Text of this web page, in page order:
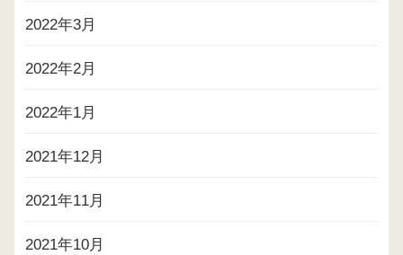
2022年3月
2022年2月
2022年1月
2021年12月
2021年11月
2021年10月